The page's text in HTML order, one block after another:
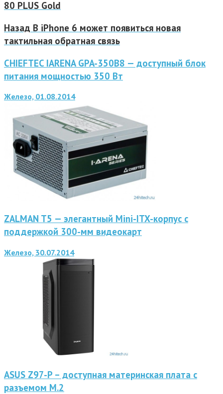
80 PLUS Gold
Назад В iPhone 6 может появиться новая
тактильная обратная связь
CHIEFTEC IARENA GPA-350B8 — доступный блок
питания мощностью 350 Вт
Железо, 01.08.2014
ZALMAN T5 — элегантный Mini-ITX-корпус с
поддержкой 300-мм видеокарт
Железо, 30.07.2014
ASUS Z97-P – доступная материнская плата с
разъемом M.2